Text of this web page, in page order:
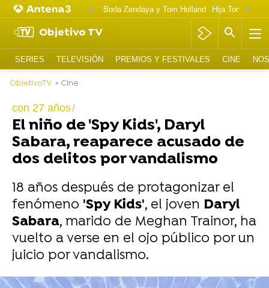
Boda Zendaya y Tom Holland Hija Tom
Objetivo TV
SERIES TELEVISIÓN PREMIOS Y FESTIVALES CINE
ObjetivoTV » Cine
con 27 años
El niño de 'Spy Kids', Daryl
Sabara, reaparece acusado de
dos delitos por vandalismo
18 años después de protagonizar el
fenómeno 'Spy Kids', el joven Daryl
Sabara, marido de Meghan Trainor, ha
vuelto a verse en el ojo público por un
juicio por vandalismo.
-